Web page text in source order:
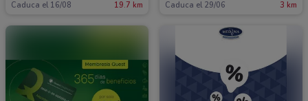
Caduca el 16/08 19.7 km Caduca el 29/06 3 km